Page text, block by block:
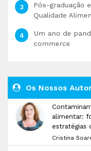
Pós-graduação
Qualidade
Um ano de
commerce
Os Nossos
alimentar:
estratégias
Cristina